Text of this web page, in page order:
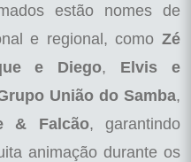
estão nomes de
e regional, como Zé
e Diego, Elvis e
União do Samba,
& Falcão, garantindo
animação durante os